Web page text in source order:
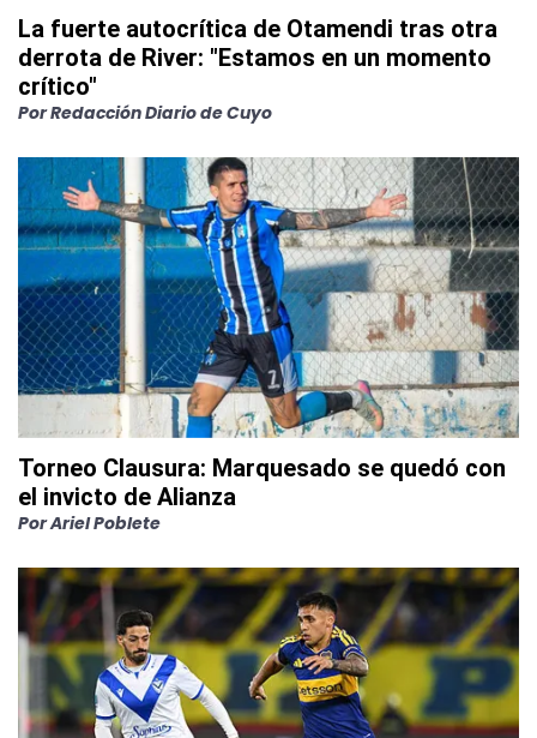
La fuerte autocrítica de Otamendi tras otra
derrota de River: "Estamos en un momento
crítico"
PorRedacción Diario de Cuyo
Torneo Clausura: Marquesado se quedó con
el invicto de Alianza
PorAriel Poblete